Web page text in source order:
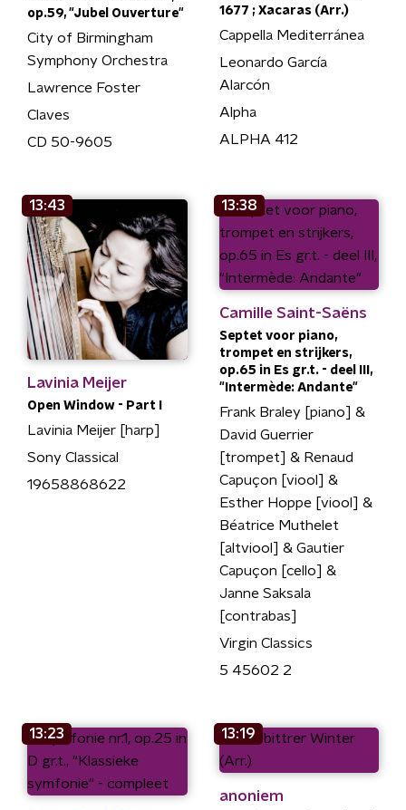
op.59, "Jubel Ouverture"
City of Birmingham
Symphony Orchestra
Lawrence Foster
Claves
CD 50-9605
1677 ; Xacaras (Arr.)
Cappella Mediterránea
Leonardo García
Alarcón
Alpha
ALPHA 412
13:43
Lavinia Meijer
Open Window - Part I
Lavinia Meijer [harp]
Sony Classical
19658868622
13:38
Camille Saint-Saëns
Septet voor piano,
trompet en strijkers,
op.65 in Es gr.t. - deel III,
"Intermède: Andante"
Frank Braley [piano] &
David Guerrier
[trompet] & Renaud
Capuçon [viool] &
Esther Hoppe [viool] &
Béatrice Muthelet
[altviool] & Gautier
Capuçon [cello] &
Janne Saksala
[contrabas]
Virgin Classics
5 45602 2
13:23 13:19
anoniem